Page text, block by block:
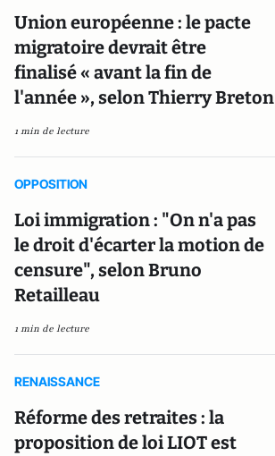
Union européenne : le pacte
migratoire devrait être
finalisé « avant la fin de
l'année », selon Thierry Breton
1 min de lecture
OPPOSITION
Loi immigration : "On n'a pas
le droit d'écarter la motion de
censure", selon Bruno
Retailleau
1 min de lecture
RENAISSANCE
Réforme des retraites : la
proposition de loi LIOT est